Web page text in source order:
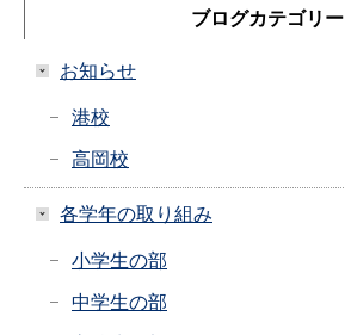
ブログカテゴリー
お知らせ
港校
高岡校
各学年の取り組み
小学生の部
中学生の部